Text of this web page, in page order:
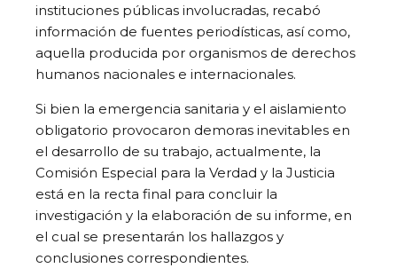
instituciones públicas involucradas, recabó
información de fuentes periodísticas, así como,
aquella producida por organismos de derechos
humanos nacionales e internacionales.
Si bien la emergencia sanitaria y el aislamiento
obligatorio provocaron demoras inevitables en
el desarrollo de su trabajo, actualmente, la
Comisión Especial para la Verdad y la Justicia
está en la recta final para concluir la
investigación y la elaboración de su informe, en
el cual se presentarán los hallazgos y
conclusiones correspondientes.